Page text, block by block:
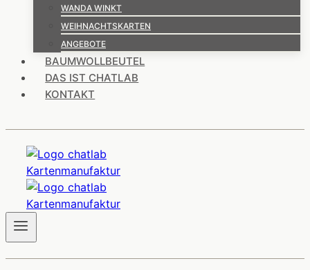
WANDA WINKT
WEIHNACHTSKARTEN
ANGEBOTE
BAUMWOLLBEUTEL
DAS IST CHATLAB
KONTAKT